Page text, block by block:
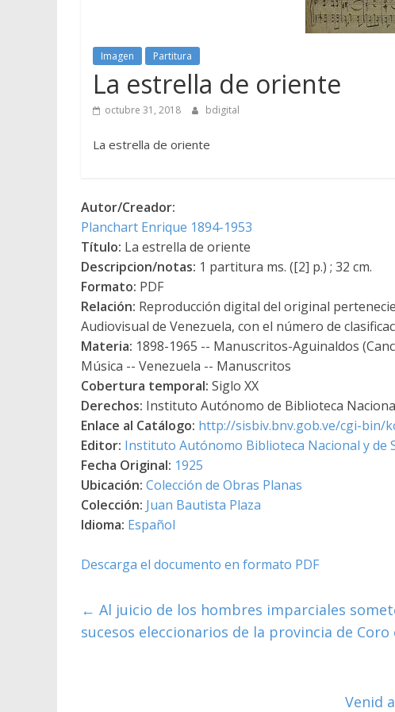
Imagen Partitura
La estrella de oriente
octubre 31, 2018 bdigital
La estrella de oriente
Autor/Creador:
Planchart Enrique 1894-1953
Título: La estrella de oriente
Descripcion/notas: 1 partitura ms. ([2] p.) ; 32 cm.
Formato: PDF
Relación: Reproducción digital del original
Audiovisual de Venezuela, con el número de
Materia: 1898-1965 -- Manuscritos-Aguinaldos
Música -- Venezuela -- Manuscritos
Cobertura temporal: Siglo XX
Derechos: Instituto Autónomo de Biblioteca
Enlace al Catálogo: http://sisbiv.bnv.gob.ve/cgi-bin/
Editor: Instituto Autónomo Biblioteca Nacional y de
Fecha Original: 1925
Ubicación: Colección de Obras Planas
Colección: Juan Bautista Plaza
Idioma: Español
Descarga el documento en formato PDF
← Al juicio de los hombres imparciales
sucesos eleccionarios de la provincia de Coro
Venid